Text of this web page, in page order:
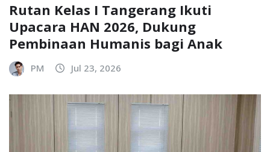
Rutan Kelas I Tangerang Ikuti
Upacara HAN 2026, Dukung
Pembinaan Humanis bagi Anak
PM Jul 23, 2026